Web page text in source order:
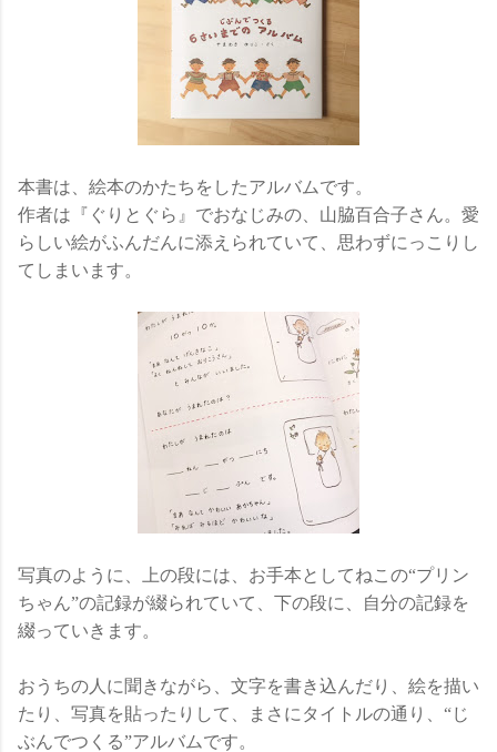
本書は、絵本のかたちをしたアルバムです。
作者は『ぐりとぐら』でおなじみの、山脇百合子さん。愛
らしい絵がふんだんに添えられていて、思わずにっこりし
てしまいます。
写真のように、上の段には、お手本としてねこの“プリン
ちゃん”の記録が綴られていて、下の段に、自分の記録を
綴っていきます。
おうちの人に聞きながら、文字を書き込んだり、絵を描い
たり、写真を貼ったりして、まさにタイトルの通り、“じ
ぶんでつくる”アルバムです。